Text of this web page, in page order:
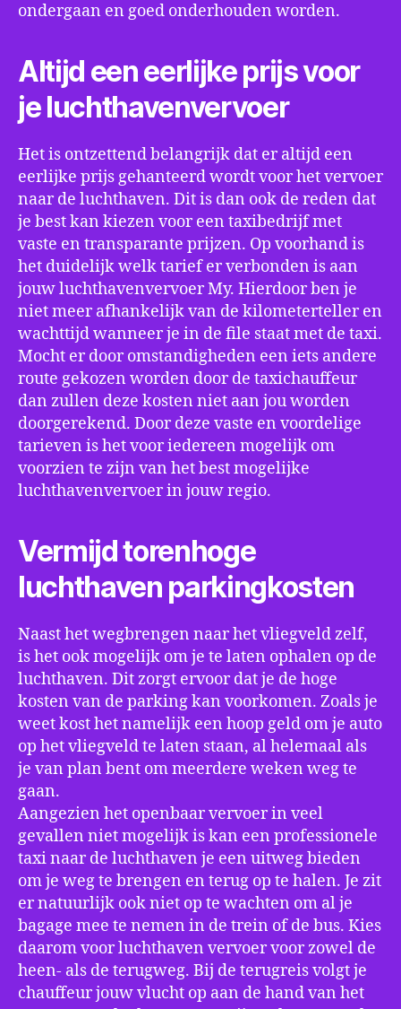
ondergaan en goed onderhouden worden.
Altijd een eerlijke prijs voor
je luchthavenvervoer
Het is ontzettend belangrijk dat er altijd een
eerlijke prijs gehanteerd wordt voor het vervoer
naar de luchthaven. Dit is dan ook de reden dat
je best kan kiezen voor een taxibedrijf met
vaste en transparante prijzen. Op voorhand is
het duidelijk welk tarief er verbonden is aan
jouw luchthavenvervoer My. Hierdoor ben je
niet meer afhankelijk van de kilometerteller en
wachttijd wanneer je in de file staat met de taxi.
Mocht er door omstandigheden een iets andere
route gekozen worden door de taxichauffeur
dan zullen deze kosten niet aan jou worden
doorgerekend. Door deze vaste en voordelige
tarieven is het voor iedereen mogelijk om
voorzien te zijn van het best mogelijke
luchthavenvervoer in jouw regio.
Vermijd torenhoge
luchthaven parkingkosten
Naast het wegbrengen naar het vliegveld zelf,
is het ook mogelijk om je te laten ophalen op de
luchthaven. Dit zorgt ervoor dat je de hoge
kosten van de parking kan voorkomen. Zoals je
weet kost het namelijk een hoop geld om je auto
op het vliegveld te laten staan, al helemaal als
je van plan bent om meerdere weken weg te
gaan.
Aangezien het openbaar vervoer in veel
gevallen niet mogelijk is kan een professionele
taxi naar de luchthaven je een uitweg bieden
om je weg te brengen en terug op te halen. Je zit
er natuurlijk ook niet op te wachten om al je
bagage mee te nemen in de trein of de bus. Kies
daarom voor luchthaven vervoer voor zowel de
heen- als de terugweg. Bij de terugreis volgt je
chauffeur jouw vlucht op aan de hand van het